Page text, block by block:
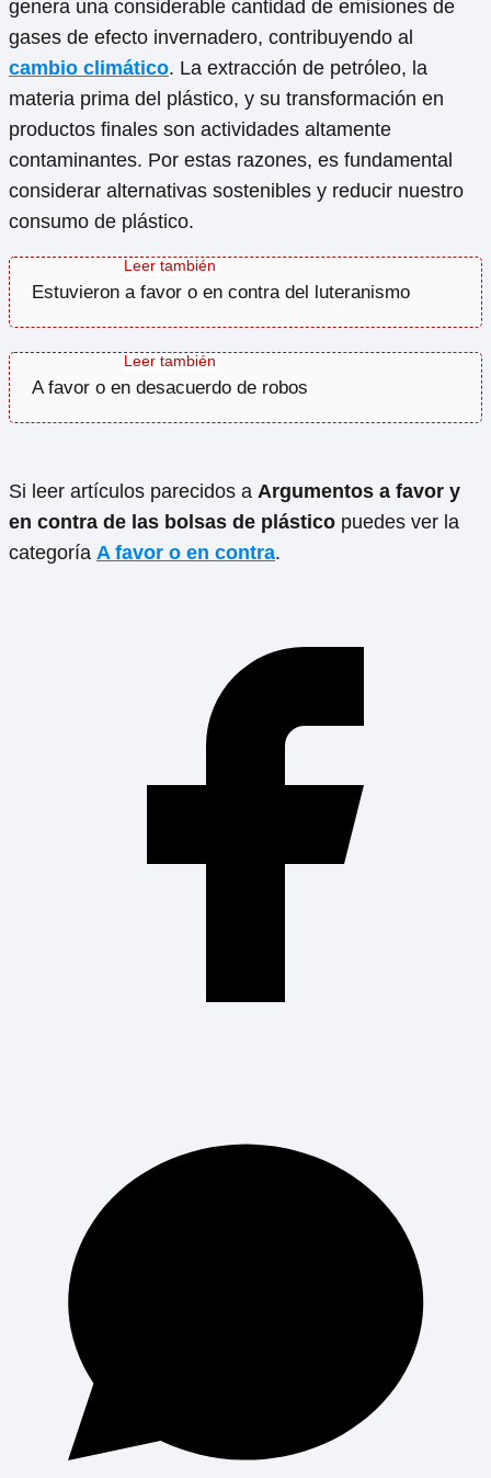
genera una considerable cantidad de emisiones de
gases de efecto invernadero, contribuyendo al
cambio climático. La extracción de petróleo, la
materia prima del plástico, y su transformación en
productos finales son actividades altamente
contaminantes. Por estas razones, es fundamental
considerar alternativas sostenibles y reducir nuestro
consumo de plástico.
Estuvieron a favor o en contra del luteranismo
A favor o en desacuerdo de robos
Si leer artículos parecidos a Argumentos a favor y
en contra de las bolsas de plástico puedes ver la
categoría A favor o en contra.